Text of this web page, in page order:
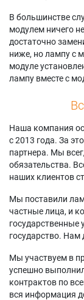
В большинстве
модулем ничего
достаточно
ниже, но лампу с
модуле
лампу вместе с
Наша компания
с 2013 года. За
партнера. Мы
обязательства.
наших клиентов
Мы поставили
частные лица, и
государственные
государство.
Мы участвуем в
успешно
контрактов по
вся информация